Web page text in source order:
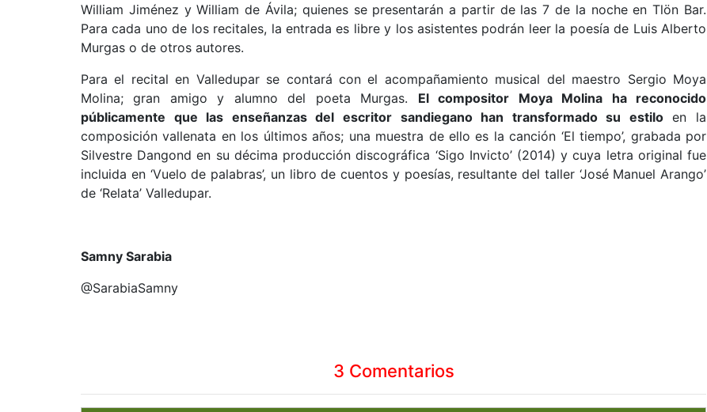
William Jiménez y William de Ávila; quienes se presentarán a partir de las 7 de la noche en Tlön Bar.
Para cada uno de los recitales, la entrada es libre y los asistentes podrán leer la poesía de Luis Alberto
Murgas o de otros autores.
Para el recital en Valledupar se contará con el acompañamiento musical del maestro Sergio Moya
Molina; gran amigo y alumno del poeta Murgas. El compositor Moya Molina ha reconocido
públicamente que las enseñanzas del escritor sandiegano han transformado su estiloen la
composición vallenata en los últimos años; una muestra de ello es la canción ‘El tiempo’, grabada por
Silvestre Dangond en su décima producción discográfica ‘Sigo Invicto’ (2014) y cuya letra original fue
incluida en ‘Vuelo de palabras’, un libro de cuentos y poesías, resultante del taller ‘José Manuel Arango’
de ‘Relata’ Valledupar.
Samny Sarabia
@SarabiaSamny
3 Comentarios